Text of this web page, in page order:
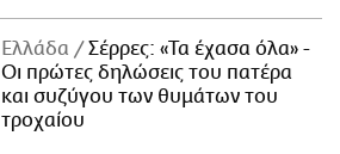
Ελλάδα
Σέρρες: «Τα έχασα όλα» -
Οι πρώτες δηλώσεις του πατέρα
και συζύγου των θυμάτων του
τροχαίου